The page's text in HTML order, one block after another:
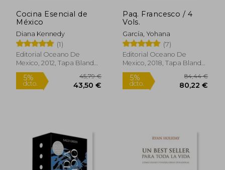
Cocina Esencial de
México
Diana Kennedy
(1)
Editorial Oceano De
Mexico, 2012, Tapa Blanda,
Nuevo
Paq. Francesco / 4
Vols.
García, Yohana
(7)
Editorial Oceano De
Mexico, 2018, Tapa Blanda,
Nuevo